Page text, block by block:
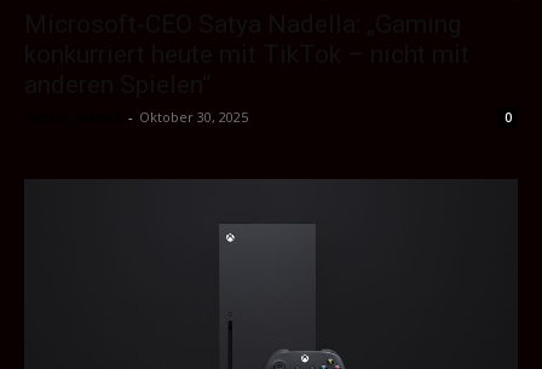
- Oktober 30, 2025 0